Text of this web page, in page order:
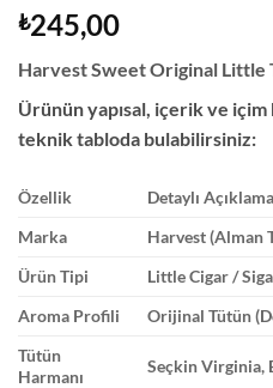
₺245,00
Harvest Sweet Original
Ürünün yapısal, içerik ve
teknik tabloda bulabilirsiniz:
Özellik
Detaylı Açıklama
Marka
Harvest (Alman
Ürün Tipi
Little Cigar /
Aroma Profili
Orijinal Tütün
Tütün
Harmanı
Seçkin Virginia,